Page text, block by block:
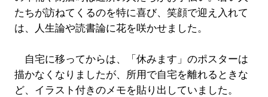
たちが訪ねてくるのを特に喜び、笑顔で迎え入れて
は、人生論や読書論に花を咲かせました。
自宅に移ってからは、「休みます」のポスターは
描かなくなりましたが、所用で自宅を離れるときな
ど、イラスト付きのメモを貼り出していました。